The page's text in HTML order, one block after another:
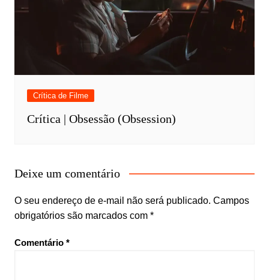
Crítica de Filme
Crítica | Obsessão (Obsession)
Deixe um comentário
O seu endereço de e-mail não será publicado. Campos
obrigatórios são marcados com *
Comentário *